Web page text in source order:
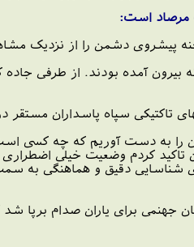
مرصاد است:
پیشروی دشمن را از نزدیک
آمده بودند. از طرفی جاده
تاکتیکی سپاه پاسداران
تاکید کردم وضعیت خیلی
باشند. یک تیم آتش آماده شد ابتدا خودم با یک هلی کوپتر
جهنمی برای یاران صدام برپا شد